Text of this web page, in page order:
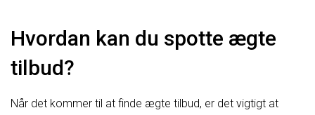
Hvordan kan du spotte ægte
tilbud?
Når det kommer til at finde ægte tilbud, er det vigtigt at